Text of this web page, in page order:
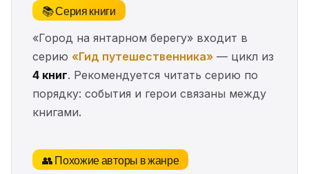
📚 Серия книги
«Город на янтарном берегу» входит в
серию «Гид путешественника» — цикл из
4 книг. Рекомендуется читать серию по
порядку: события и герои связаны между
книгами.
👥 Похожие авторы в жанре